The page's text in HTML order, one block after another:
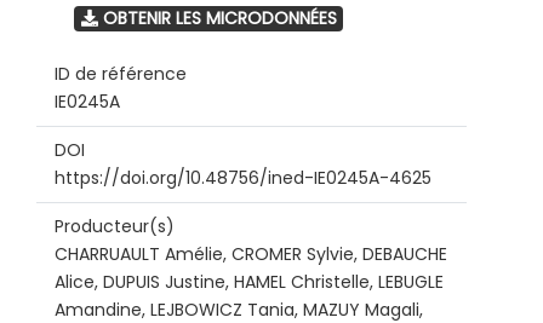
OBTENIR LES MICRODONNÉES
ID de référence
IE0245A
DOI
https://doi.org/10.48756/ined-IE0245A-4625
Producteur(s)
CHARRUAULT Amélie, CROMER Sylvie, DEBAUCHE
Alice, DUPUIS Justine, HAMEL Christelle, LEBUGLE
Amandine, LEJBOWICZ Tania, MAZUY Magali,